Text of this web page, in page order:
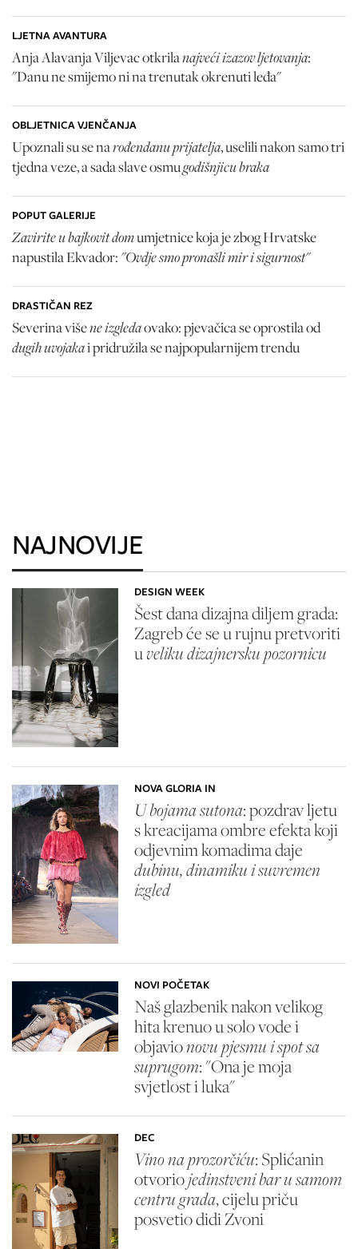
LJETNA AVANTURA
Anja Alavanja Viljevac otkrilanajveći izazov ljetovanja:
"Danu ne smijemo ni na trenutak okrenuti leđa"
OBLJETNICA VJENČANJA
Upoznali su se narođendanu prijatelja, uselili nakon samo tri
tjedna veze, a sada slave osmugodišnjicu braka
POPUT GALERIJE
Zavirite u bajkovit domumjetnice koja je zbog Hrvatske
napustila Ekvador: "Ovdje smo pronašli mir i sigurnost"
DRASTIČAN REZ
Severina višene izgledaovako: pjevačica se oprostila od
dugih uvojakai pridružila se najpopularnijem trendu
NAJNOVIJE
DESIGN WEEK
Šest dana dizajna diljem grada:
Zagreb će se u rujnu pretvoriti
uveliku dizajnersku pozornicu
NOVA GLORIA IN
U bojama sutona: pozdrav ljetu
s kreacijama ombre efekta koji
odjevnim komadima daje
dubinu, dinamiku i suvremen
izgled
NOVI POČETAK
Naš glazbenik nakon velikog
hita krenuo u solo vode i
objavionovu pjesmu i spot sa
suprugom: "Ona je moja
svjetlost i luka"
DEC
Vino na prozorčiću: Splićanin
otvoriojedinstveni bar u samom
centru grada, cijelu priču
posvetio didi Zvoni